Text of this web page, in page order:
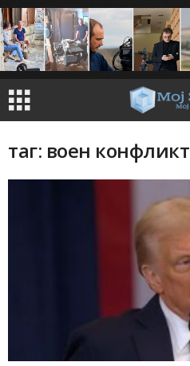
таг: воен конфликт